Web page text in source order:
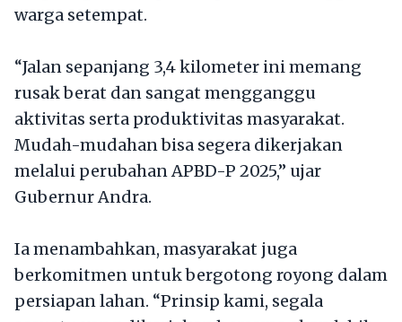
warga setempat.
“Jalan sepanjang 3,4 kilometer ini memang
rusak berat dan sangat mengganggu
aktivitas serta produktivitas masyarakat.
Mudah-mudahan bisa segera dikerjakan
melalui perubahan APBD-P 2025,” ujar
Gubernur Andra.
Ia menambahkan, masyarakat juga
berkomitmen untuk bergotong royong dalam
persiapan lahan. “Prinsip kami, segala